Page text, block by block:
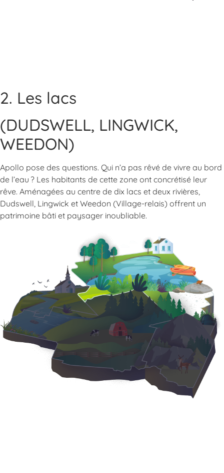
2. Les lacs
(DUDSWELL, LINGWICK,
WEEDON)
Apollo pose des questions. Qui n’a pas rêvé de vivre au bord
de l’eau ? Les habitants de cette zone ont concrétisé leur
rêve. Aménagées au centre de dix lacs et deux rivières,
Dudswell, Lingwick et Weedon (Village-relais) offrent un
patrimoine bâti et paysager inoubliable.